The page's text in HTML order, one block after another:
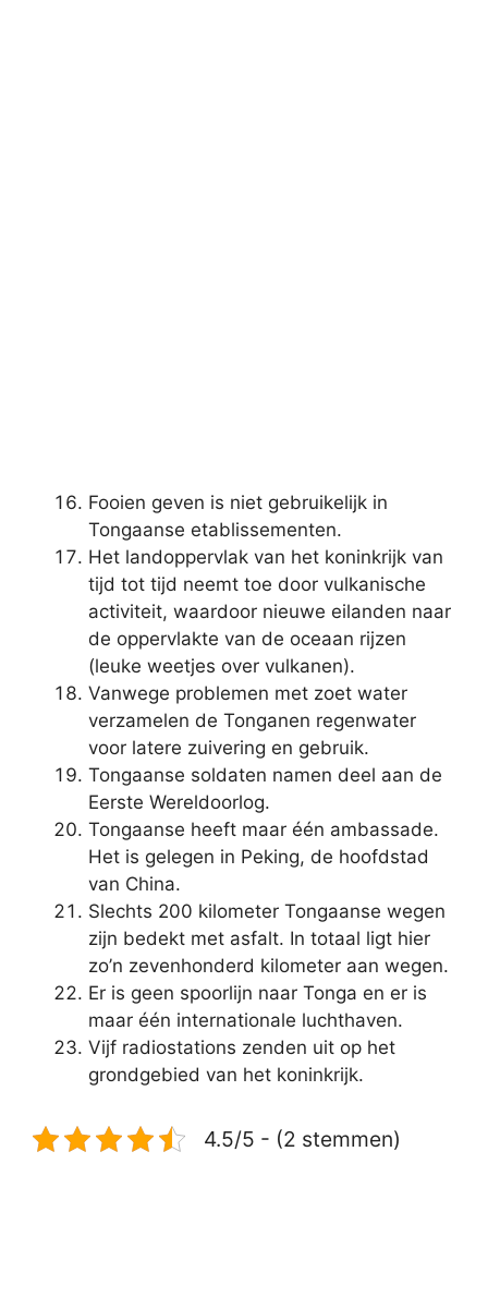
Fooien geven is niet gebruikelijk in
Tongaanse etablissementen.
Het landoppervlak van het koninkrijk van
tijd tot tijd neemt toe door vulkanische
activiteit, waardoor nieuwe eilanden naar
de oppervlakte van de oceaan rijzen
(leuke weetjes over vulkanen).
Vanwege problemen met zoet water
verzamelen de Tonganen regenwater
voor latere zuivering en gebruik.
Tongaanse soldaten namen deel aan de
Eerste Wereldoorlog.
Tongaanse heeft maar één ambassade.
Het is gelegen in Peking, de hoofdstad
van China.
Slechts 200 kilometer Tongaanse wegen
zijn bedekt met asfalt. In totaal ligt hier
zo’n zevenhonderd kilometer aan wegen.
Er is geen spoorlijn naar Tonga en er is
maar één internationale luchthaven.
Vijf radiostations zenden uit op het
grondgebied van het koninkrijk.
4.5/5 - (2 stemmen)